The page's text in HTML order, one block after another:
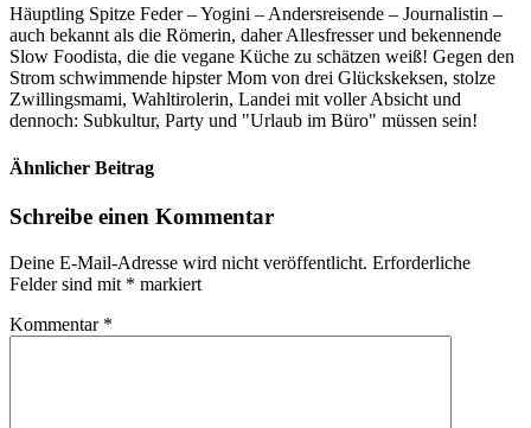
Häuptling Spitze Feder – Yogini – Andersreisende – Journalistin –
auch bekannt als die Römerin, daher Allesfresser und bekennende
Slow Foodista, die die vegane Küche zu schätzen weiß! Gegen den
Strom schwimmende hipster Mom von drei Glückskeksen, stolze
Zwillingsmami, Wahltirolerin, Landei mit voller Absicht und
dennoch: Subkultur, Party und "Urlaub im Büro" müssen sein!
Ähnlicher Beitrag
Schreibe einen Kommentar
Deine E-Mail-Adresse wird nicht veröffentlicht. Erforderliche
Felder sind mit * markiert
Kommentar *